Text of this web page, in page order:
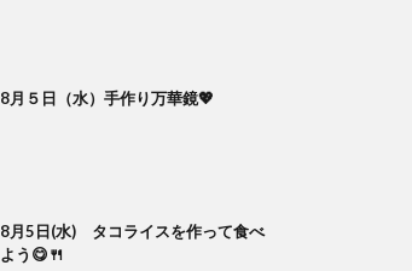
8月５日（水）手作り万華鏡💖
8月5日(水) タコライスを作って食べ
よう😋🍴